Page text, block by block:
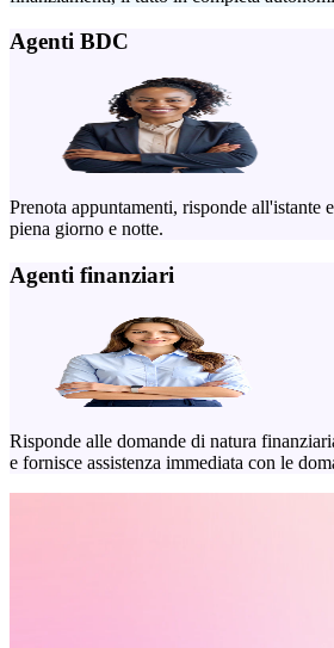
Agenti BDC
Prenota appuntamenti, risponde all'istante
piena giorno e notte.
Agenti finanziari
Risponde alle domande di natura
e fornisce assistenza immediata con le